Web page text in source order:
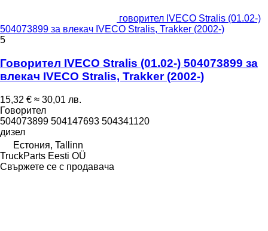
говорител IVECO Stralis (01.02-)
504073899 за влекач IVECO Stralis, Trakker (2002-)
5
Говорител IVECO Stralis (01.02-) 504073899 за
влекач IVECO Stralis, Trakker (2002-)
15,32 € ≈ 30,01 лв.
Говорител
504073899 504147693 504341120
дизел
Естония, Tallinn
TruckParts Eesti OÜ
Свържете се с продавача